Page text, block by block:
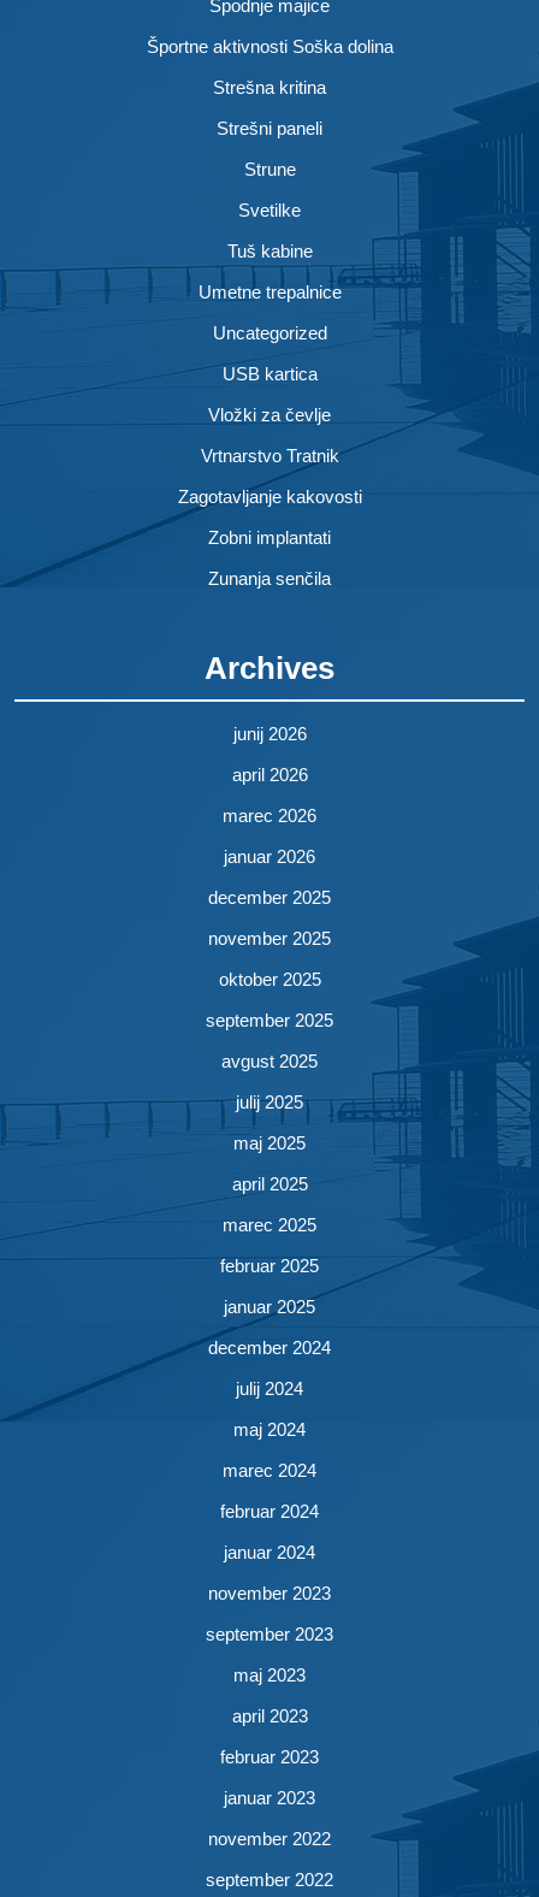
Spodnje majice
Športne aktivnosti Soška dolina
Strešna kritina
Strešni paneli
Strune
Svetilke
Tuš kabine
Umetne trepalnice
Uncategorized
USB kartica
Vložki za čevlje
Vrtnarstvo Tratnik
Zagotavljanje kakovosti
Zobni implantati
Zunanja senčila
Archives
junij 2026
april 2026
marec 2026
januar 2026
december 2025
november 2025
oktober 2025
september 2025
avgust 2025
julij 2025
maj 2025
april 2025
marec 2025
februar 2025
januar 2025
december 2024
julij 2024
maj 2024
marec 2024
februar 2024
januar 2024
november 2023
september 2023
maj 2023
april 2023
februar 2023
januar 2023
november 2022
september 2022